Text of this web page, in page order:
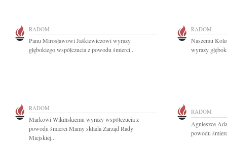
RADOM
Panu Mirosławowi Jaśkiewiczowi wyrazy
głębokiego współczucia z powodu śmierci...
RADOM
Naszemu
wyrazy
RADOM
Markowi Wikińskiemu wyrazy współczucia z
powodu śmierci Mamy składa Zarząd Rady
Miejskiej...
RADOM
Agnieszce
powodu